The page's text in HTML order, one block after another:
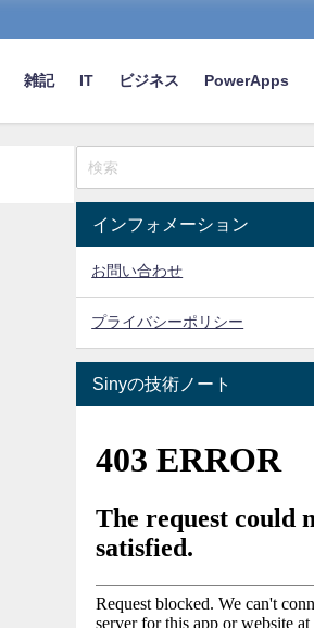
雑記 IT ビジネス PowerApps
インフォメーション
お問い合わせ
プライバシーポリシー
Sinyの技術ノート